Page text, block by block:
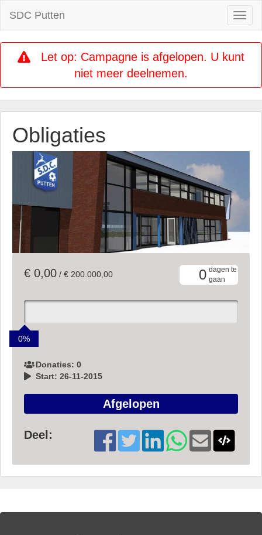
SDC Putten
Let op: Campagne is afgelopen. U kunt
niet meer deelnemen.
Obligaties
€ 0,00 / € 200.000,00 0 dagen te
gaan
0%
Donaties: 0
Start: 26-11-2015
Afgelopen
Deel: